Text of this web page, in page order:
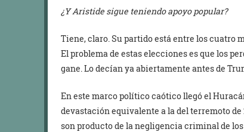
¿Y Aristide sigue teniendo apoyo popular?
Tiene, claro. Su partido está entre los cuatro
El problema de estas elecciones es que los
gane. Lo decían ya abiertamente antes de
En este marco político caótico llegó el
devastación equivalente a la del terremoto
son producto de la negligencia criminal de